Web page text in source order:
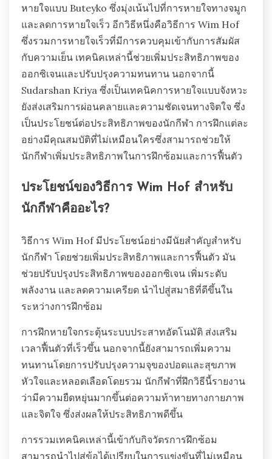
หายใจแบบ Buteyko ซึ่งมุ่งเน้นไปที่การหายใจทางจมูก
และลดการหายใจเร็ว อีกวิธีหนึ่งคือวิธีการ Wim Hof
ซึ่งรวมการหายใจเร็วที่มีการควบคุมเข้ากับการสัมผัส
กับความเย็น เทคนิคเหล่านี้ช่วยเพิ่มประสิทธิภาพของ
ออกซิเจนและปรับปรุงความทนทาน นอกจากนี้
Sudarshan Kriya ซึ่งเป็นเทคนิคการหายใจแบบจังหวะ
ยังส่งเสริมการผ่อนคลายและความชัดเจนทางจิตใจ ซึ่ง
เป็นประโยชน์ต่อประสิทธิภาพของนักกีฬา การฝึกแต่ละ
อย่างมีคุณสมบัติที่ไม่เหมือนใครซึ่งสามารถช่วยให้
นักกีฬาเพิ่มประสิทธิภาพในการฝึกซ้อมและการฟื้นตัว
ประโยชน์ของวิธีการ Wim Hof สำหรับ
นักกีฬาคืออะไร?
วิธีการ Wim Hof มีประโยชน์อย่างมีนัยสำคัญสำหรับ
นักกีฬา โดยช่วยเพิ่มประสิทธิภาพและการฟื้นตัว มัน
ช่วยปรับปรุงประสิทธิภาพของออกซิเจน เพิ่มระดับ
พลังงาน และลดความเครียด นำไปสู่สมาธิที่ดีขึ้นใน
ระหว่างการฝึกซ้อม
การฝึกหายใจกระตุ้นระบบประสาทอัตโนมัติ ส่งเสริม
เวลาฟื้นตัวที่เร็วขึ้น นอกจากนี้ยังสามารถเพิ่มความ
ทนทานโดยการปรับปรุงความจุของปอดและสุขภาพ
หัวใจและหลอดเลือดโดยรวม นักกีฬาที่ฝึกวิธีนี้รายงาน
ว่ามีความยืดหยุ่นมากขึ้นต่อความท้าทายทางกายภาพ
และจิตใจ ซึ่งส่งผลให้ประสิทธิภาพดีขึ้น
การรวมเทคนิคเหล่านี้เข้ากับกิจวัตรการฝึกซ้อม
สามารถนำไปสู่ข้อได้เปรียบในการแข่งขันที่ไม่เหมือน